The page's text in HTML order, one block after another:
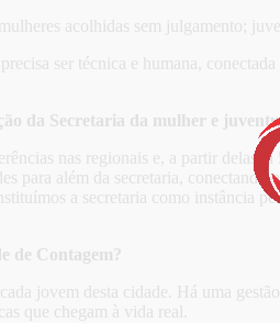
acolhidas sem julgamento;
ser técnica e humana,
da Secretaria da mulher e
nas regionais e, a partir
para além da secretaria,
a secretaria como instância
de Contagem?
jovem desta cidade. Há uma
que chegam à vida real.